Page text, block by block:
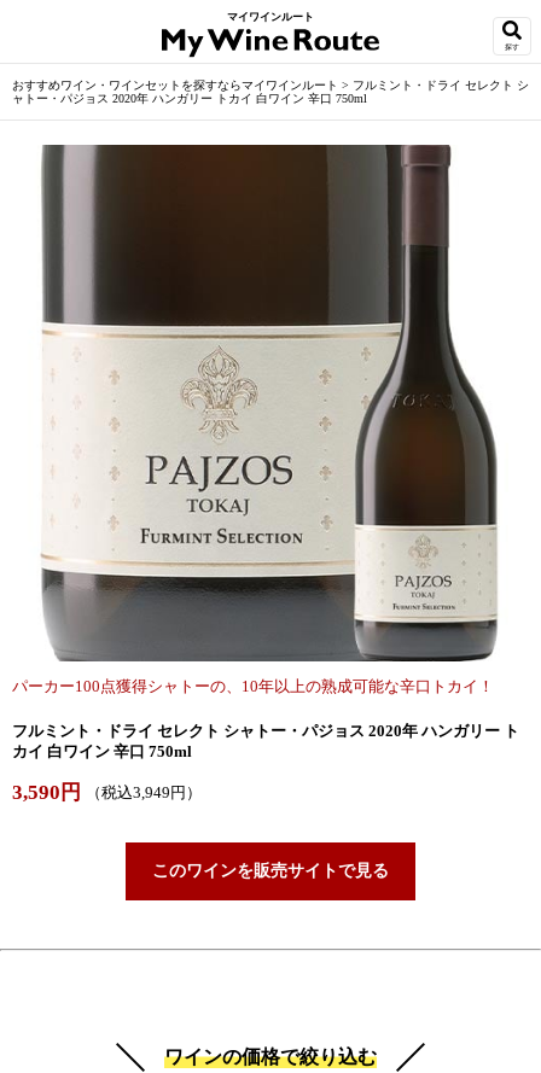
マイワインルート
探す
おすすめワイン・ワインセットを探すならマイワインルート > フルミント・ドライ セレクト シ
ャトー・パジョス 2020年 ハンガリー トカイ 白ワイン 辛口 750ml
パーカー100点獲得シャトーの、10年以上の熟成可能な辛口トカイ！
フルミント・ドライ セレクト シャトー・パジョス 2020年 ハンガリー ト
カイ 白ワイン 辛口 750ml
3,590円 （税込3,949円）
このワインを販売サイトで見る
ワインの価格で絞り込む